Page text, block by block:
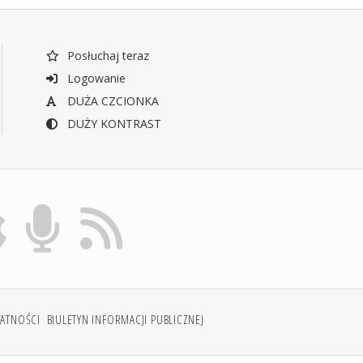
Posłuchaj teraz
Logowanie
DUŻA CZCIONKA
DUŻY KONTRAST
BIULETYN INFORMACJI PUBLICZNEJ